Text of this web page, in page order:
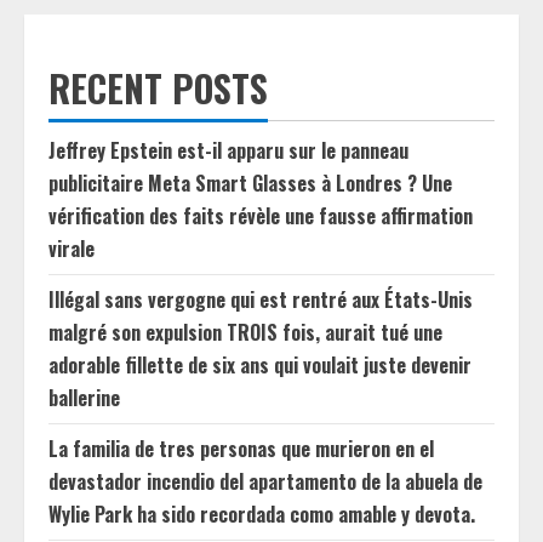
RECENT POSTS
Jeffrey Epstein est-il apparu sur le panneau
publicitaire Meta Smart Glasses à Londres ? Une
vérification des faits révèle une fausse affirmation
virale
Illégal sans vergogne qui est rentré aux États-Unis
malgré son expulsion TROIS fois, aurait tué une
adorable fillette de six ans qui voulait juste devenir
ballerine
La familia de tres personas que murieron en el
devastador incendio del apartamento de la abuela de
Wylie Park ha sido recordada como amable y devota.